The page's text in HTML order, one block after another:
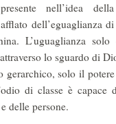
nell’idea
dell’eguaglianza
L’uguaglianza
lo sguardo di
solo il
di classe è capace
delle persone.